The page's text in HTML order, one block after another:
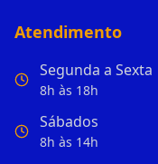
Atendimento
Segunda a Sexta
8h às 18h
Sábados
8h às 14h